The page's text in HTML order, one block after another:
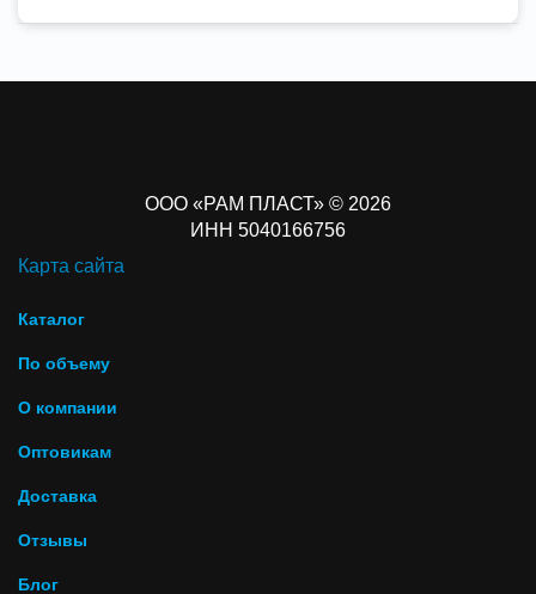
ООО «РАМ ПЛАСТ» © 2026
ИНН 5040166756
Карта сайта
Каталог
По объему
О компании
Оптовикам
Доставка
Отзывы
Блог